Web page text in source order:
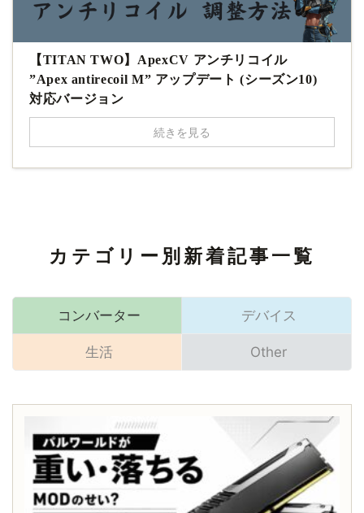
【TITAN TWO】ApexCV アンチリコイル
”Apex antirecoil M” アップデート (シーズン10)
対応バージョン
続きを見る
カテゴリー別新着記事一覧
コンバーター デバイス
生活 Other